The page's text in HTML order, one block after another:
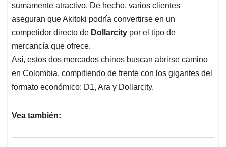
sumamente atractivo. De hecho, varios clientes
aseguran que Akitoki podría convertirse en un
competidor directo de Dollarcity por el tipo de
mercancía que ofrece.
Así, estos dos mercados chinos buscan abrirse camino
en Colombia, compitiendo de frente con los gigantes del
formato económico: D1, Ara y Dollarcity.
Vea también: